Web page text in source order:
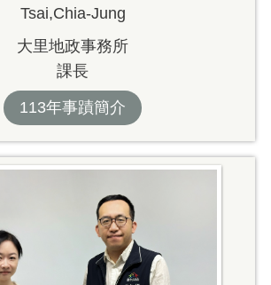
Tsai,Chia-Jung
大里地政事務所
課長
113年事蹟簡介